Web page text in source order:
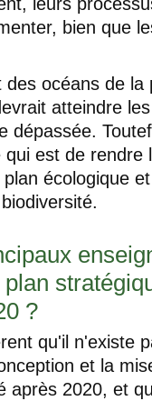
bien que
océans de la
atteindre
dépassée.
est de rendre
écologique
?
qu'il n'existe
et la
après 2020, et